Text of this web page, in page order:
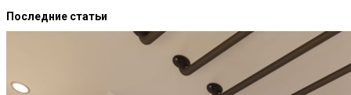
Последние статьи